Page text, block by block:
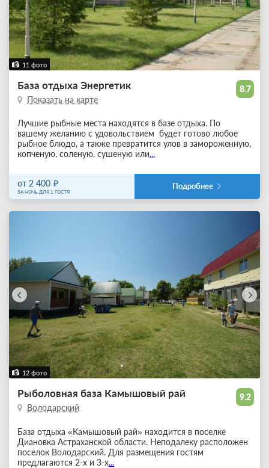
11 фото
8.7
База отдыха Энергетик
Показать на карте
Лучшие рыбные места находятся в базе отдыха. По
вашему желанию с удовольствием будет готово любое
рыбное блюдо, а также превратится улов в замороженную,
копченую, соленую, сушеную или...
от 2 400
ЗА НОЧЬ ДЛЯ 1 ГОСТЯ
Подробнее
12 фото
9.2
Рыболовная база Камышовый рай
Володарский
База отдыха «Камышовый рай» находится в поселке
Диановка Астраханской области. Неподалеку расположен
поселок Володарский. Для размещения гостям
предлагаются 2-х и 3-х...